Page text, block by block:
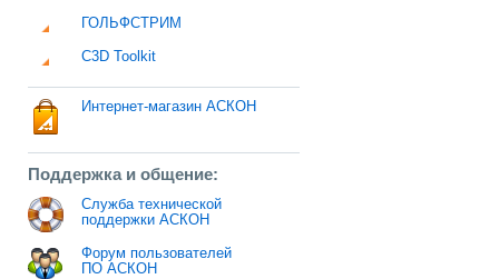
ГОЛЬФСТРИМ
C3D Toolkit
Интернет-магазин АСКОН
Поддержка и общение:
Служба технической
поддержки АСКОН
Форум пользователей
ПО АСКОН